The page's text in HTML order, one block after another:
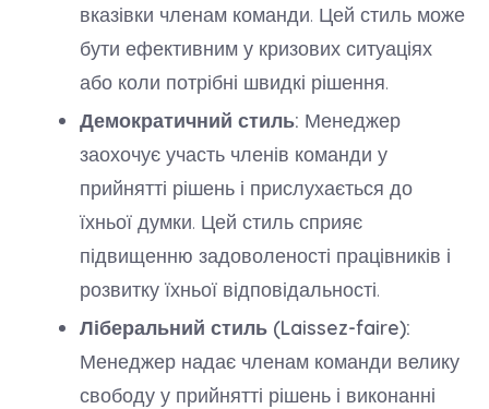
вказівки членам команди. Цей стиль може
бути ефективним у кризових ситуаціях
або коли потрібні швидкі рішення.
Демократичний стиль: Менеджер
заохочує участь членів команди у
прийнятті рішень і прислухається до
їхньої думки. Цей стиль сприяє
підвищенню задоволеності працівників і
розвитку їхньої відповідальності.
Ліберальний стиль (Laissez-faire):
Менеджер надає членам команди велику
свободу у прийнятті рішень і виконанні